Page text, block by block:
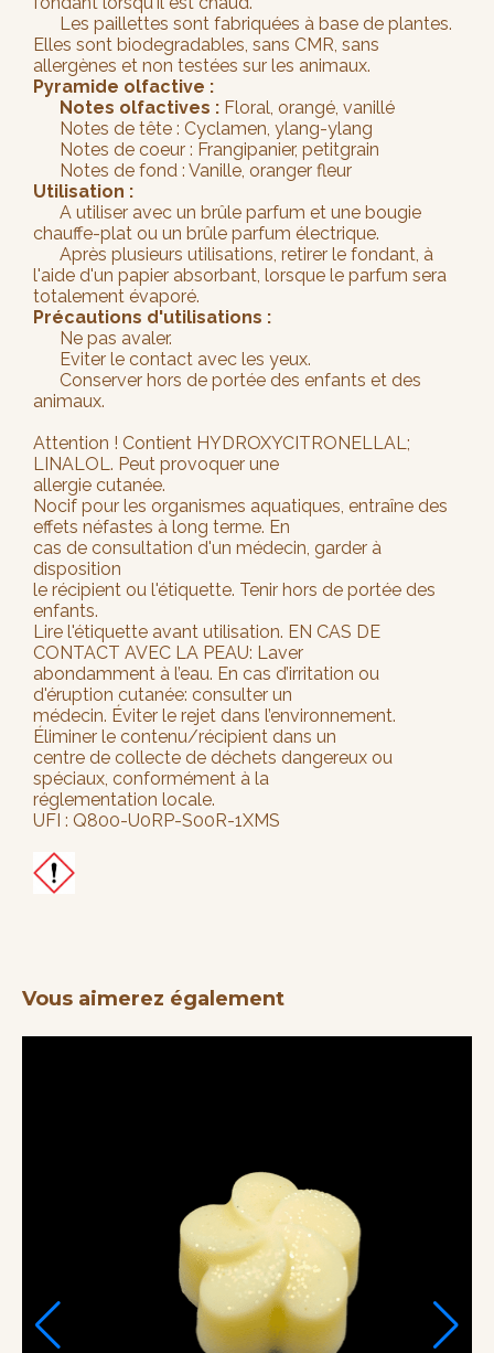
Les paillettes sont fabriquées à base de plantes.
Elles sont biodegradables, sans CMR, sans
allergènes et non testées sur les animaux.
Pyramide olfactive :
Notes olfactives : Floral, orangé, vanillé
Notes de tête : Cyclamen, ylang-ylang
Notes de coeur : Frangipanier, petitgrain
Notes de fond : Vanille, oranger fleur
Utilisation :
A utiliser avec un brûle parfum et une bougie
chauffe-plat ou un brûle parfum électrique.
Après plusieurs utilisations, retirer le fondant, à
l'aide d'un papier absorbant, lorsque le parfum sera
totalement évaporé.
Précautions d'utilisations :
Ne pas avaler.
Eviter le contact avec les yeux.
Conserver hors de portée des enfants et des
animaux.
Attention ! Contient HYDROXYCITRONELLAL;
LINALOL. Peut provoquer une
allergie cutanée.
Nocif pour les organismes aquatiques, entraîne des
effets néfastes à long terme. En
cas de consultation d'un médecin, garder à
disposition
le récipient ou l'étiquette. Tenir hors de portée des
enfants.
Lire l'étiquette avant utilisation. EN CAS DE
CONTACT AVEC LA PEAU: Laver
abondamment à l’eau. En cas d’irritation ou
d'éruption cutanée: consulter un
médecin. Éviter le rejet dans l’environnement.
Éliminer le contenu/récipient dans un
centre de collecte de déchets dangereux ou
spéciaux, conformément à la
réglementation locale.
UFI : Q800-U0RP-S00R-1XMS
Vous aimerez également